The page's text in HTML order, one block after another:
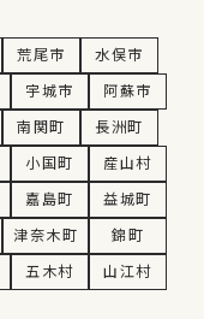
荒尾市
水俣市
宇城市
阿蘇市
南関町
長洲町
小国町
産山村
嘉島町
益城町
津奈木町
錦町
五木村
山江村